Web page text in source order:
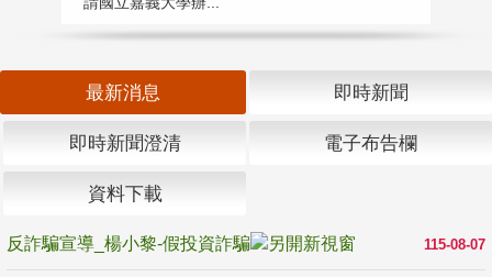
最新消息 即時新聞
即時新聞澄清 電子布告欄
資料下載
115-08-07
反詐騙宣導_楊小黎-假投資詐騙